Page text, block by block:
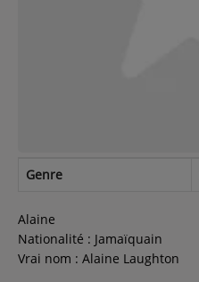
Recherche d'un titre
Genre
Alaine
Nationalité : Jamaïquain
Vrai nom : Alaine Laughton